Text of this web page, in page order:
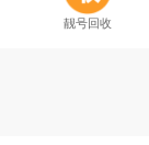
靓号回收